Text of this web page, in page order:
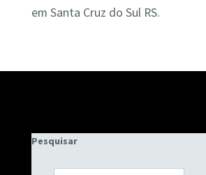
em Santa Cruz do Sul RS.
Pesquisar